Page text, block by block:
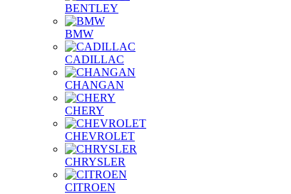
BENTLEY
BMW
CADILLAC
CHANGAN
CHERY
CHEVROLET
CHRYSLER
CITROEN